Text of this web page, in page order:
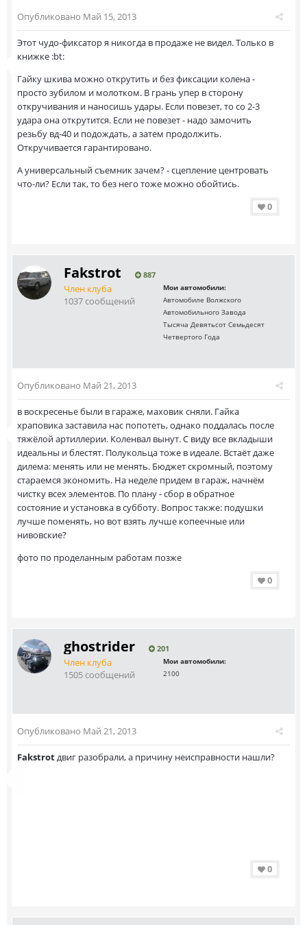
Опубликовано Май 15, 2013
Этот чудо-фиксатор я никогда в продаже не видел. Только в
книжке :bt:
Гайку шкива можно открутить и без фиксации колена -
просто зубилом и молотком. В грань упер в сторону
откручивания и наносишь удары. Если повезет, то со 2-3
удара она открутится. Если не повезет - надо замочить
резьбу вд-40 и подождать, а затем продолжить.
Откручивается гарантировано.
А универсальный съемник зачем? - сцепление центровать
что-ли? Если так, то без него тоже можно обойтись.
0
Fakstrot 887
Член клуба
1037 сообщений
Мои автомобили:
Автомобиле Волжского
Автомобильного Завода
Тысяча Девятьсот Семьдесят
Четвертого Года
Опубликовано Май 21, 2013
в воскресенье были в гараже, маховик сняли. Гайка
храповика заставила нас попотеть, однако поддалась после
тяжёлой артиллерии. Коленвал вынут. С виду все вкладыши
идеальны и блестят. Полукольца тоже в идеале. Встаёт даже
дилема: менять или не менять. Бюджет скромный, поэтому
стараемся экономить. На неделе придем в гараж, начнём
чистку всех элементов. По плану - сбор в обратное
состояние и установка в субботу. Вопрос также: подушки
лучше поменять, но вот взять лучше копеечные или
нивовские?
фото по проделанным работам позже
0
ghostrider 201
Член клуба
1505 сообщений
Мои автомобили:
2100
Опубликовано Май 21, 2013
Fakstrotдвиг разобрали, а причину неисправности нашли?
0